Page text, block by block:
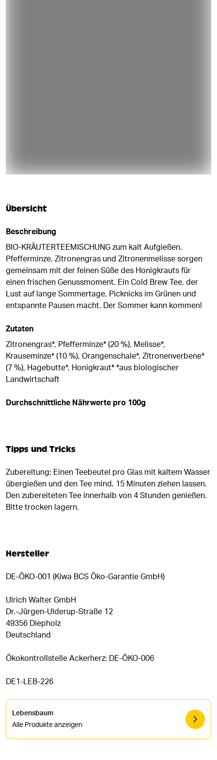
Übersicht
Beschreibung
BIO-KRÄUTERTEEMISCHUNG zum kalt Aufgießen.
Pfefferminze, Zitronengras und Zitronenmelisse sorgen
gemeinsam mit der feinen Süße des Honigkrauts für
einen frischen Genussmoment. Ein Cold Brew Tee, der
Lust auf lange Sommertage, Picknicks im Grünen und
entspannte Pausen macht. Der Sommer kann kommen!
Zutaten
Zitronengras*, Pfefferminze* (20 %), Melisse*,
Krauseminze* (10 %), Orangenschale*, Zitronenverbene*
(7 %), Hagebutte*, Honigkraut* *aus biologischer
Landwirtschaft
Durchschnittliche Nährwerte pro 100g
Tipps und Tricks
Zubereitung: Einen Teebeutel pro Glas mit kaltem Wasser
übergießen und den Tee mind. 15 Minuten ziehen lassen.
Den zubereiteten Tee innerhalb von 4 Stunden genießen.
Bitte trocken lagern.
Hersteller
DE-ÖKO-001 (Kiwa BCS Öko-Garantie GmbH)
Ulrich Walter GmbH
Dr.-Jürgen-Ulderup-Straße 12
49356 Diepholz
Deutschland
Ökokontrollstelle Ackerherz: DE-ÖKO-006
DE1-LEB-226
Lebensbaum
Alle Produkte anzeigen